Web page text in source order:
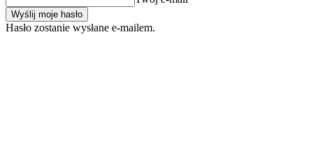
Hasło zostanie wysłane e-mailem.